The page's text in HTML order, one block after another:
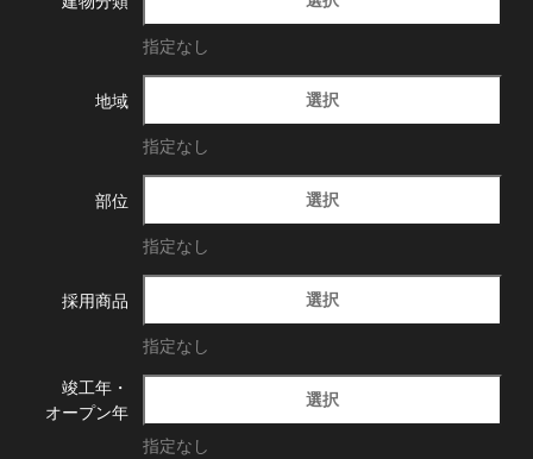
指定なし
地域 選択
指定なし
部位 選択
指定なし
採用商品 選択
指定なし
竣工年・
オープン年
選択
指定なし